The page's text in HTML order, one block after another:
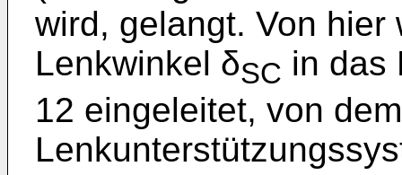
wird, gelangt. Von
Lenkwinkel δSC in das
12 eingeleitet, von